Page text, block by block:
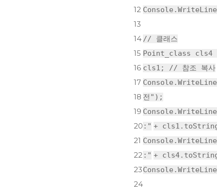
12
13
14
15
16
17
18
19
20
21
22
23
24
// 클래스
Point_class cls4
cls1; // 참조 복사
전" );
:" +
:" +